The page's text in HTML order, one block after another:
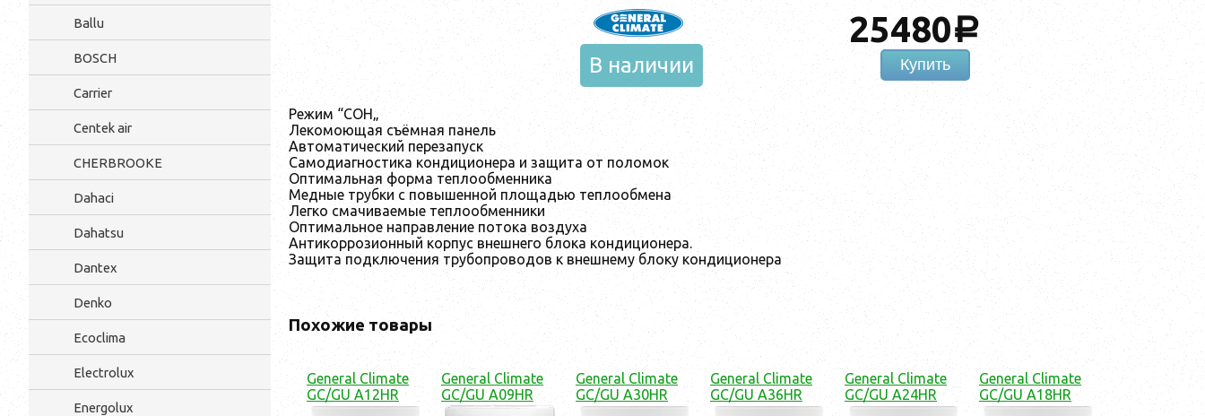
Ballu
BOSCH
Carrier
Centek air
CHERBROOKE
Dahaci
Dahatsu
Dantex
Denko
Ecoclima
Electrolux
Energolux
25480a
Купить
В наличии
Режим “СОН„
Лекомоющая съёмная панель
Автоматический перезапуск
Самодиагностика кондиционера и защита от поломок
Оптимальная форма теплообменника
Медные трубки с повышенной площадью теплообмена
Легко смачиваемые теплообменники
Оптимальное направление потока воздуха
Антикоррозионный корпус внешнего блока кондиционера.
Защита подключения трубопроводов к внешнему блоку кондиционера
Похожие товары
General Climate
GC/GU A12HR
General Climate
GC/GU A09HR
General Climate
GC/GU A30HR
General Climate
GC/GU A36HR
General Climate
GC/GU A24HR
General Climate
GC/GU A18HR